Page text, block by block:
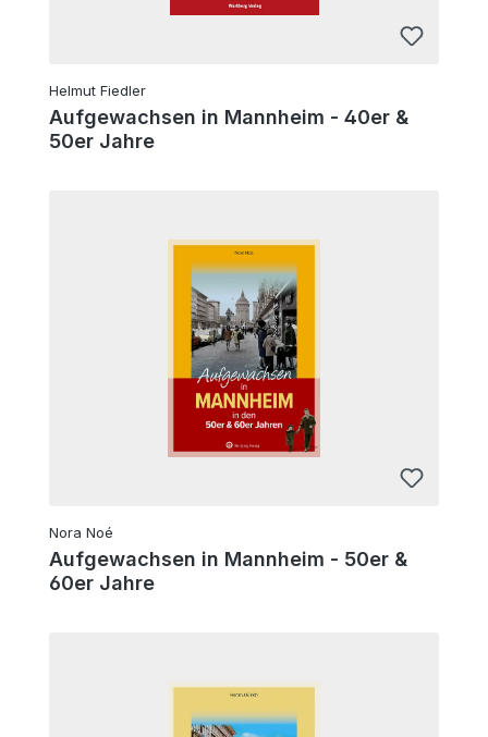
Helmut Fiedler
Aufgewachsen in Mannheim - 40er &
50er Jahre
Nora Noé
Aufgewachsen in Mannheim - 50er &
60er Jahre